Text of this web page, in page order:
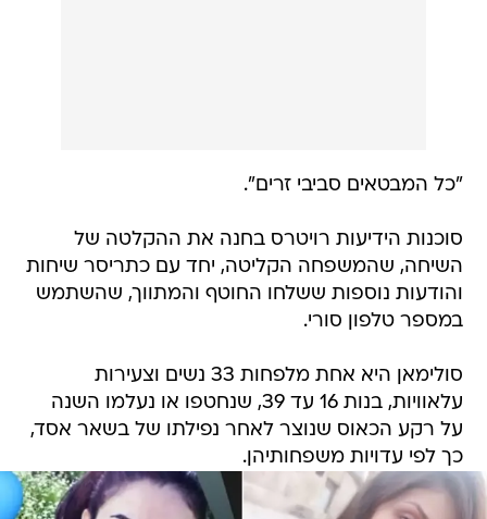
"כל המבטאים סביבי זרים".
סוכנות הידיעות רויטרס בחנה את ההקלטה של
השיחה, שהמשפחה הקליטה, יחד עם כתריסר שיחות
והודעות נוספות ששלחו החוטף והמתווך, שהשתמש
במספר טלפון סורי.
סולימאן היא אחת מלפחות 33 נשים וצעירות
עלאוויות, בנות 16 עד 39, שנחטפו או נעלמו השנה
על רקע הכאוס שנוצר לאחר נפילתו של בשאר אסד,
כך לפי עדויות משפחותיהן.